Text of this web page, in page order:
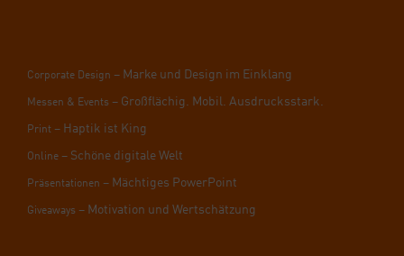
Cor­po­ra­te Design – Mar­ke und Design im Ein­klang
Mes­sen & Events – Groß­flä­chig. Mobil. Aus­drucks­stark.
Print – Hap­tik ist King
Online – Schö­ne digi­ta­le Welt
Prä­sen­ta­tio­nen – Mäch­ti­ges Power­Point
Givea­ways – Moti­va­ti­on und Wert­schät­zung